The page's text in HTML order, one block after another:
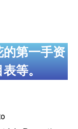
第一手资
表等。